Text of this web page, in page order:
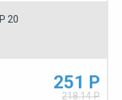
IP 20
251 Р
218.14 Р